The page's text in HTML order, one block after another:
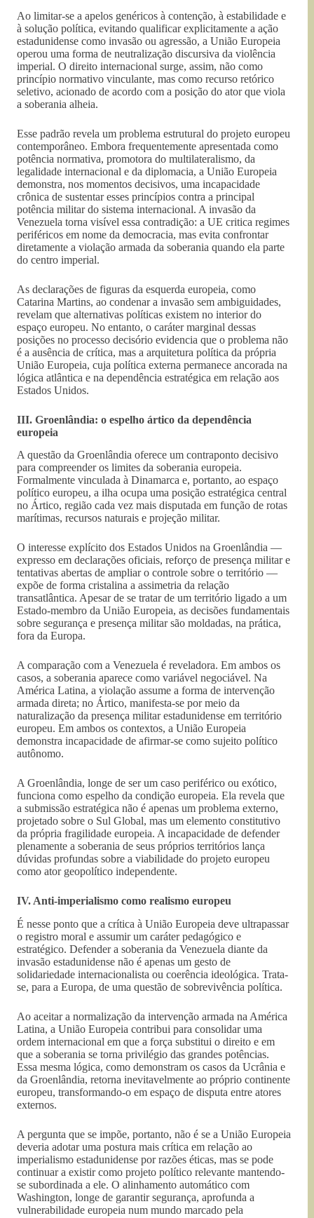
Ao limitar-se a apelos genéricos à contenção, à estabilidade e
à solução política, evitando qualificar explicitamente a ação
estadunidense como invasão ou agressão, a União Europeia
operou uma forma de neutralização discursiva da violência
imperial. O direito internacional surge, assim, não como
princípio normativo vinculante, mas como recurso retórico
seletivo, acionado de acordo com a posição do ator que viola
a soberania alheia.
Esse padrão revela um problema estrutural do projeto europeu
contemporâneo. Embora frequentemente apresentada como
potência normativa, promotora do multilateralismo, da
legalidade internacional e da diplomacia, a União Europeia
demonstra, nos momentos decisivos, uma incapacidade
crônica de sustentar esses princípios contra a principal
potência militar do sistema internacional. A invasão da
Venezuela torna visível essa contradição: a UE critica regimes
periféricos em nome da democracia, mas evita confrontar
diretamente a violação armada da soberania quando ela parte
do centro imperial.
As declarações de figuras da esquerda europeia, como
Catarina Martins, ao condenar a invasão sem ambiguidades,
revelam que alternativas políticas existem no interior do
espaço europeu. No entanto, o caráter marginal dessas
posições no processo decisório evidencia que o problema não
é a ausência de crítica, mas a arquitetura política da própria
União Europeia, cuja política externa permanece ancorada na
lógica atlântica e na dependência estratégica em relação aos
Estados Unidos.
III. Groenlândia: o espelho ártico da dependência
europeia
A questão da Groenlândia oferece um contraponto decisivo
para compreender os limites da soberania europeia.
Formalmente vinculada à Dinamarca e, portanto, ao espaço
político europeu, a ilha ocupa uma posição estratégica central
no Ártico, região cada vez mais disputada em função de rotas
marítimas, recursos naturais e projeção militar.
O interesse explícito dos Estados Unidos na Groenlândia —
expresso em declarações oficiais, reforço de presença militar e
tentativas abertas de ampliar o controle sobre o território —
expõe de forma cristalina a assimetria da relação
transatlântica. Apesar de se tratar de um território ligado a um
Estado-membro da União Europeia, as decisões fundamentais
sobre segurança e presença militar são moldadas, na prática,
fora da Europa.
A comparação com a Venezuela é reveladora. Em ambos os
casos, a soberania aparece como variável negociável. Na
América Latina, a violação assume a forma de intervenção
armada direta; no Ártico, manifesta-se por meio da
naturalização da presença militar estadunidense em território
europeu. Em ambos os contextos, a União Europeia
demonstra incapacidade de afirmar-se como sujeito político
autônomo.
A Groenlândia, longe de ser um caso periférico ou exótico,
funciona como espelho da condição europeia. Ela revela que
a submissão estratégica não é apenas um problema externo,
projetado sobre o Sul Global, mas um elemento constitutivo
da própria fragilidade europeia. A incapacidade de defender
plenamente a soberania de seus próprios territórios lança
dúvidas profundas sobre a viabilidade do projeto europeu
como ator geopolítico independente.
IV. Anti-imperialismo como realismo europeu
É nesse ponto que a crítica à União Europeia deve ultrapassar
o registro moral e assumir um caráter pedagógico e
estratégico. Defender a soberania da Venezuela diante da
invasão estadunidense não é apenas um gesto de
solidariedade internacionalista ou coerência ideológica. Trata-
se, para a Europa, de uma questão de sobrevivência política.
Ao aceitar a normalização da intervenção armada na América
Latina, a União Europeia contribui para consolidar uma
ordem internacional em que a força substitui o direito e em
que a soberania se torna privilégio das grandes potências.
Essa mesma lógica, como demonstram os casos da Ucrânia e
da Groenlândia, retorna inevitavelmente ao próprio continente
europeu, transformando-o em espaço de disputa entre atores
externos.
A pergunta que se impõe, portanto, não é se a União Europeia
deveria adotar uma postura mais crítica em relação ao
imperialismo estadunidense por razões éticas, mas se pode
continuar a existir como projeto político relevante mantendo-
se subordinada a ele. O alinhamento automático com
Washington, longe de garantir segurança, aprofunda a
vulnerabilidade europeia num mundo marcado pela